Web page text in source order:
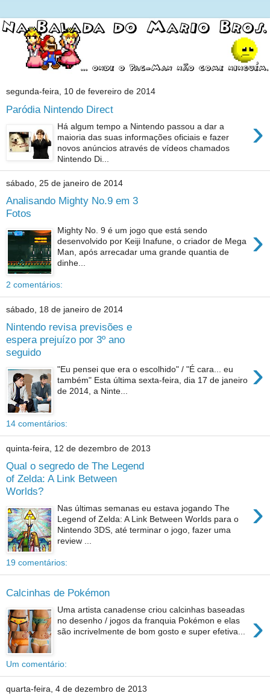
segunda-feira, 10 de fevereiro de 2014
Paródia Nintendo Direct
›
Há algum tempo a Nintendo passou a dar a
maioria das suas informações oficiais e fazer
novos anúncios através de vídeos chamados
Nintendo Di...
sábado, 25 de janeiro de 2014
Analisando Mighty No.9 em 3
Fotos
›
Mighty No. 9 é um jogo que está sendo
desenvolvido por Keiji Inafune, o criador de Mega
Man, após arrecadar uma grande quantia de
dinhe...
2 comentários:
sábado, 18 de janeiro de 2014
Nintendo revisa previsões e
espera prejuízo por 3º ano
seguido
›
"Eu pensei que era o escolhido" / "É cara... eu
também" Esta última sexta-feira, dia 17 de janeiro
de 2014, a Ninte...
14 comentários:
quinta-feira, 12 de dezembro de 2013
Qual o segredo de The Legend
of Zelda: A Link Between
Worlds?
›
Nas últimas semanas eu estava jogando The
Legend of Zelda: A Link Between Worlds para o
Nintendo 3DS, até terminar o jogo, fazer uma
review ...
19 comentários:
Calcinhas de Pokémon
›
Uma artista canadense criou calcinhas baseadas
no desenho / jogos da franquia Pokémon e elas
são incrivelmente de bom gosto e super efetiva...
Um comentário:
quarta-feira, 4 de dezembro de 2013